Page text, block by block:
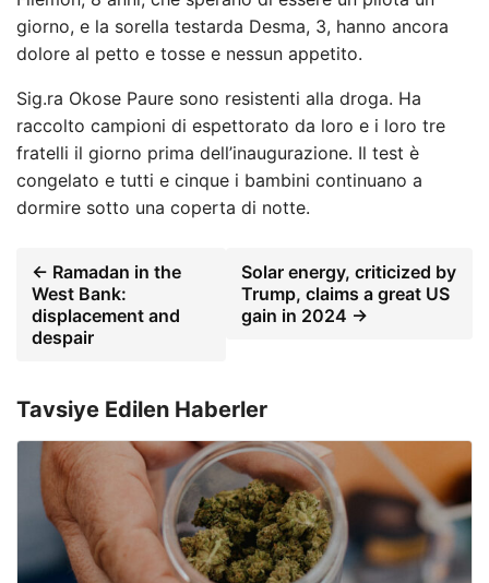
giorno, e la sorella testarda Desma, 3, hanno ancora
dolore al petto e tosse e nessun appetito.
Sig.ra Okose Paure sono resistenti alla droga. Ha
raccolto campioni di espettorato da loro e i loro tre
fratelli il giorno prima dell’inaugurazione. Il test è
congelato e tutti e cinque i bambini continuano a
dormire sotto una coperta di notte.
← Ramadan in the
West Bank:
displacement and
despair
Solar energy, criticized by
Trump, claims a great US
gain in 2024 →
Tavsiye Edilen Haberler